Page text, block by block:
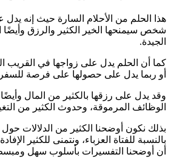
هذا الحلم من الأحلام السارة حيث إنه يدل
شخص سيمنحها الخير الكثير والرزق وأيضًا
الجيدة.
كما أن الحلم يدل على زواجها في القريب
أو ربما يدل على حصولها على فرصة
وقد يدل على رزقها بالكثير من المال
الوظائف المرموقة، وحدوث الكثير من
بذلك نكون أوضحنا الكثير من الدلالات
بالنسبة للفتاة العزباء، ونتمنى للكثير
أن أوضحنا التفسيرات بأسلوب سهل